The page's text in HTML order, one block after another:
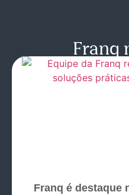
Franq
Franq é destaque